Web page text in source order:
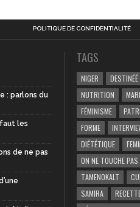
POLITIQUE DE CONFIDENTIALITÉ
: parlons du
les
de ne pas
TAGS
NIGER DESTINÉÉ
NUTRITION
FÉMINISME
FORME
DIÉTÉTIQUE
ON NE TOUCHE
TAMENOKALT
SAMIRA